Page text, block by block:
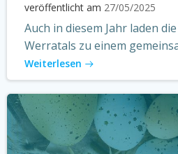
veröffentlicht am 27/05/2025
Auch in diesem Jahr laden
Werratals zu einem
Weiterlesen